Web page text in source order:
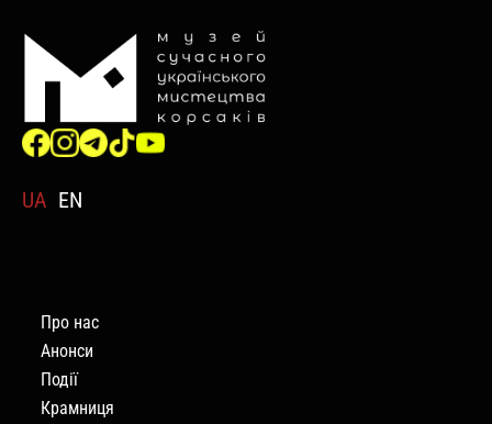
UA EN
Про нас
Анонси
Події
Крамниця